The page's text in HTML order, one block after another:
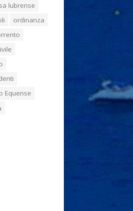
lubrense
ordinanza
Equense